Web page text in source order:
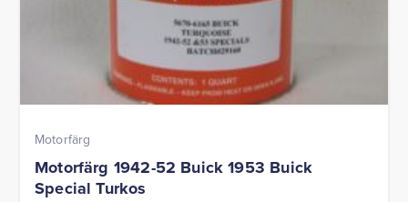
Motorfärg
Motorfärg 1942-52 Buick 1953 Buick
Special Turkos